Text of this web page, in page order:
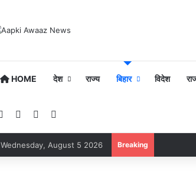
HOME देश राज्य बिहार विदेश
FacebookYouTubeInstagram
Wednesday, August 5 2026 Breaking